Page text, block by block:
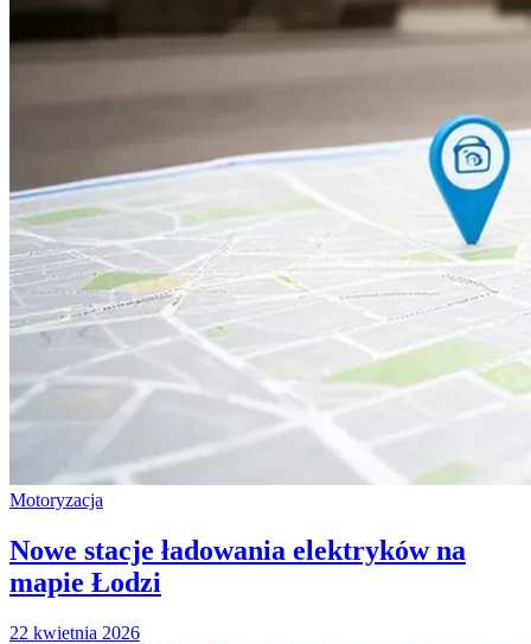
Motoryzacja
Nowe stacje ładowania elektryków na
mapie Łodzi
22 kwietnia 2026